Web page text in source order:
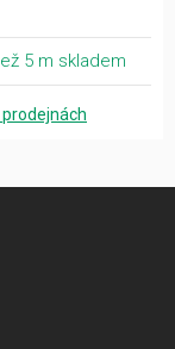
5 m skladem